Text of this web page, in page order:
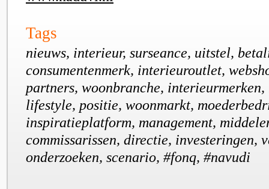
Tags
nieuws, interieur, surseance, uitstel,
consumentenmerk, interieuroutlet,
partners, woonbranche, interieurmerken,
lifestyle, positie, woonmarkt,
inspiratieplatform, management,
commissarissen, directie, investeringen,
onderzoeken, scenario, #fonq, #navudi